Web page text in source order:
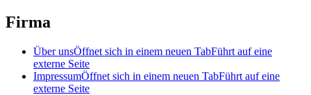
Firma
Über unsÖffnet sich in einem neuen TabFührt auf eine
externe Seite
ImpressumÖffnet sich in einem neuen TabFührt auf eine
externe Seite